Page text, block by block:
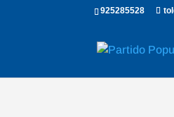
925285528